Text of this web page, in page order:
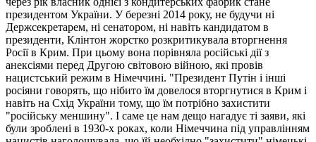
президентом України. У березні 2014 року, не будучи ні
Держсекретарем, ні сенатором, ні навіть кандидатом в
президенти, Клінтон жорстко розкритикувала вторгнення
Росії в Крим. При цьому вона порівняла російські дії з
анексіями перед Другою світовою війною, які провів
нацистський режим в Німеччині. "Президент Путін і інші
росіяни говорять, що нібито їм довелося вторгнутися в Крим і
навіть на Схід України тому, що їм потрібно захистити
"російську меншину". І саме це нам дещо нагадує ті заяви, які
були зроблені в 1930-х роках, коли Німеччина під управлінням